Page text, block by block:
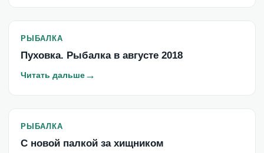
РЫБАЛКА
Пуховка. Рыбалка в августе 2018
Читать дальше→
РЫБАЛКА
С новой палкой за хищником